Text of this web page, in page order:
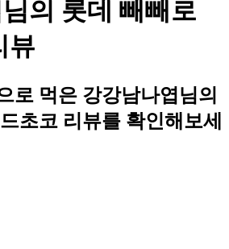
의 롯데 빼빼로
뷰
로 먹은 강강남나엽님의
초코 리뷰를 확인해보세